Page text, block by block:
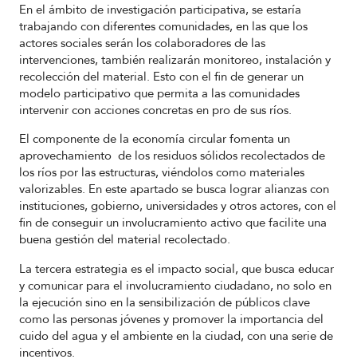
En el ámbito de investigación participativa, se estaría
trabajando con diferentes comunidades, en las que los
actores sociales serán los colaboradores de las
intervenciones, también realizarán monitoreo, instalación y
recolección del material. Esto con el fin de generar un
modelo participativo que permita a las comunidades
intervenir con acciones concretas en pro de sus ríos.
El componente de la economía circular fomenta un
aprovechamiento de los residuos sólidos recolectados de
los ríos por las estructuras, viéndolos como materiales
valorizables. En este apartado se busca lograr alianzas con
instituciones, gobierno, universidades y otros actores, con el
fin de conseguir un involucramiento activo que facilite una
buena gestión del material recolectado.
La tercera estrategia es el impacto social, que busca educar
y comunicar para el involucramiento ciudadano, no solo en
la ejecución sino en la sensibilización de públicos clave
como las personas jóvenes y promover la importancia del
cuido del agua y el ambiente en la ciudad, con una serie de
incentivos.